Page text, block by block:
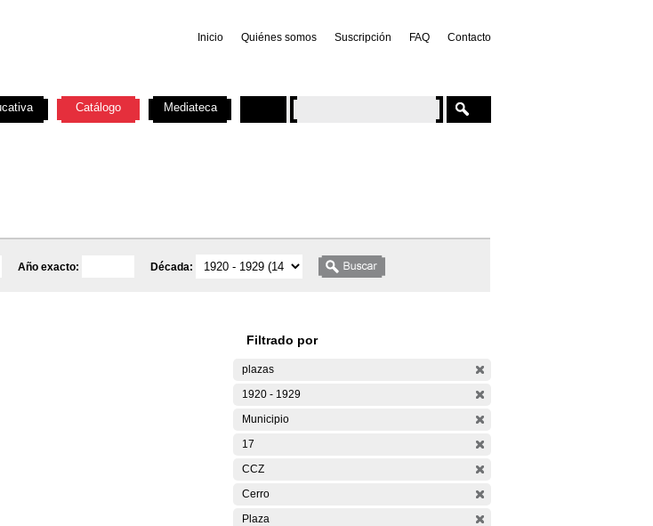
Inicio Quiénes somos Suscripción FAQ Contacto
Año exacto: Década:
Filtrado por
plazas
1920 - 1929
Municipio
17
CCZ
Cerro
Plaza
Catálogo Mediateca